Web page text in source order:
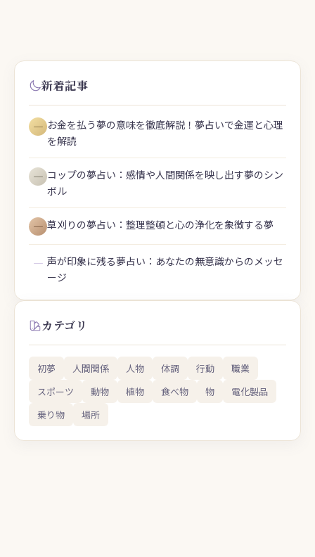
新着記事
― お金を払う夢の意味を徹底解説！夢占いで金運と心理
を解読
― コップの夢占い：感情や人間関係を映し出す夢のシン
ボル
― 草刈りの夢占い：整理整頓と心の浄化を象徴する夢
― 声が印象に残る夢占い：あなたの無意識からのメッセ
ージ
カテゴリ
初夢 人間関係 人物 体調 行動
職業
スポーツ
動物 植物 食べ物 物
電化製品
乗り物
場所